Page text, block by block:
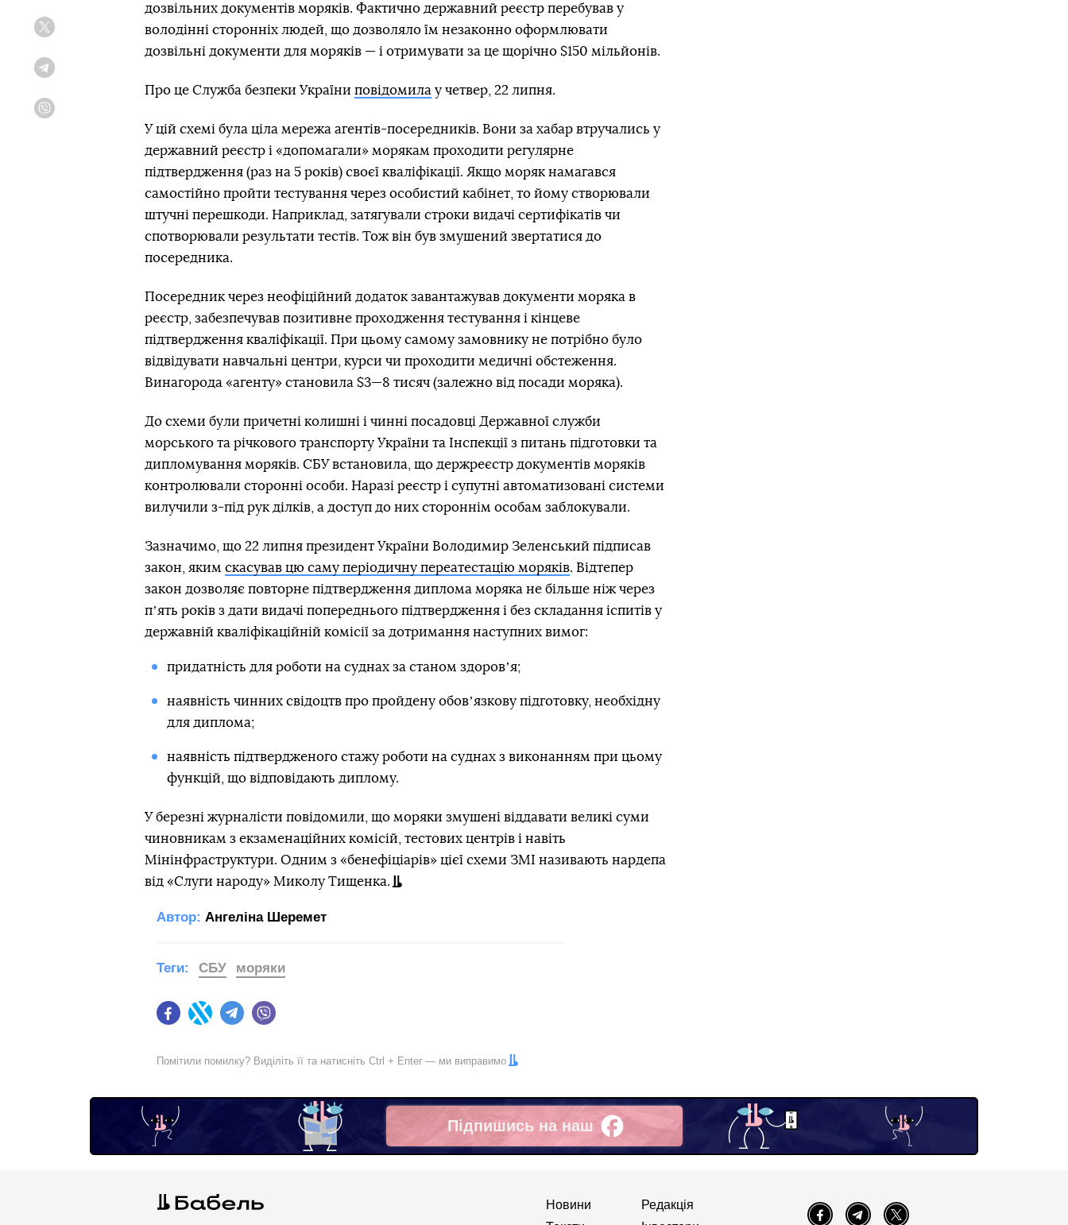
дозвільних документів моряків. Фактично державний реєстр перебував у
володінні сторонніх людей, що дозволяло їм незаконно оформлювати
дозвільні документи для моряків — і отримувати за це щорічно $150 мільйонів.
Про це Служба безпеки України повідомила у четвер, 22 липня.
У цій схемі була ціла мережа агентів-посередників. Вони за хабар втручались у
державний реєстр і «допомагали» морякам проходити регулярне
підтвердження (раз на 5 років) своєї кваліфікації. Якщо моряк намагався
самостійно пройти тестування через особистий кабінет, то йому створювали
штучні перешкоди. Наприклад, затягували строки видачі сертифікатів чи
спотворювали результати тестів. Тож він був змушений звертатися до
посередника.
Посередник через неофіційний додаток завантажував документи моряка в
реєстр, забезпечував позитивне проходження тестування і кінцеве
підтвердження кваліфікації. При цьому самому замовнику не потрібно було
відвідувати навчальні центри, курси чи проходити медичні обстеження.
Винагорода «агенту» становила $3—8 тисяч (залежно від посади моряка).
До схеми були причетні колишні і чинні посадовці Державної служби
морського та річкового транспорту України та Інспекції з питань підготовки та
дипломування моряків. СБУ встановила, що держреєстр документів моряків
контролювали сторонні особи. Наразі реєстр і супутні автоматизовані системи
вилучили з-під рук ділків, а доступ до них стороннім особам заблокували.
Зазначимо, що 22 липня президент України Володимир Зеленський підписав
закон, яким скасував цю саму періодичну переатестацію моряків. Відтепер
закон дозволяє повторне підтвердження диплома моряка не більше ніж через
пʼять років з дати видачі попереднього підтвердження і без складання іспитів у
державній кваліфікаційній комісії за дотримання наступних вимог:
придатність для роботи на суднах за станом здоровʼя;
наявність чинних свідоцтв про пройдену обовʼязкову підготовку, необхідну
для диплома;
наявність підтвердженого стажу роботи на суднах з виконанням при цьому
функцій, що відповідають диплому.
У березні журналісти повідомили, що моряки змушені віддавати великі суми
чиновникам з екзаменаційних комісій, тестових центрів і навіть
Мінінфраструктури. Одним з «бенефіціарів» цієї схеми ЗМІ називають нардепа
від «Слуги народу» Миколу Тищенка.
Автор: Ангеліна Шеремет
FacebookTwitter Telegram
Теги: СБУ моряки
Помітили помилку? Виділіть її та натисніть Ctrl + Enter — ми виправимо
Підпишись на наш
Facebook
Новини
Редакція
FacebookTelegram Twitter